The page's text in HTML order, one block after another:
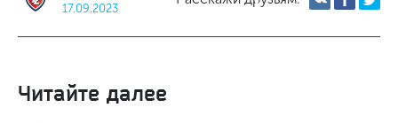
17.09.2023
Читайте далее